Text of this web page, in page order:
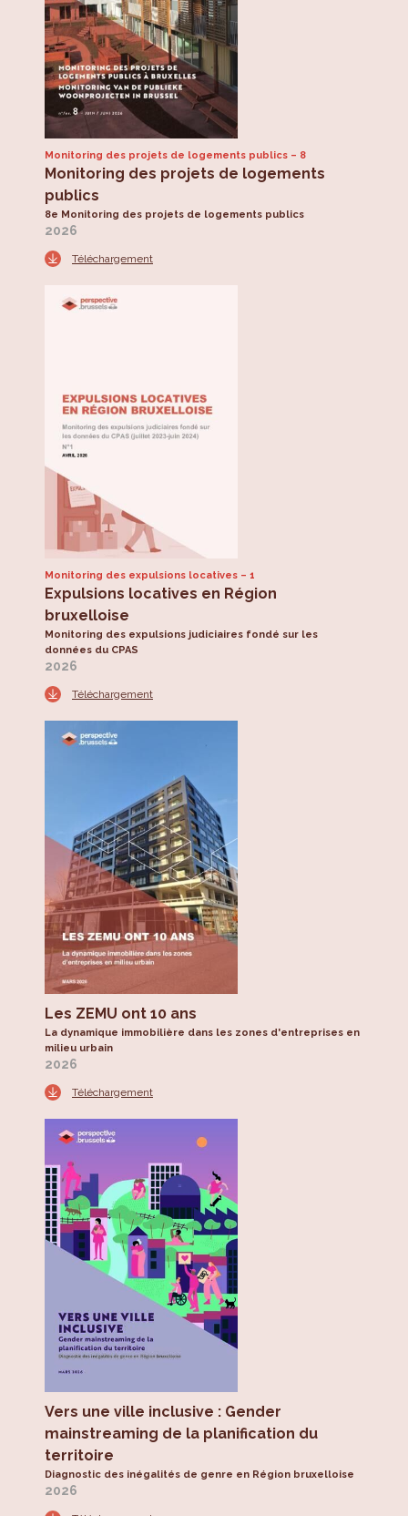
Monitoring des projets de logements publics 8
Monitoring des projets de logements
publics
8e Monitoring des projets de logements publics
2026
Téléchargement
Monitoring des expulsions locatives 1
Expulsions locatives en Région
bruxelloise
Monitoring des expulsions judiciaires fondé sur les
données du CPAS
2026
Téléchargement
Les ZEMU ont 10 ans
La dynamique immobilière dans les zones d'entreprises en
milieu urbain
2026
Téléchargement
Vers une ville inclusive : Gender
mainstreaming de la planification du
territoire
Diagnostic des inégalités de genre en Région bruxelloise
2026